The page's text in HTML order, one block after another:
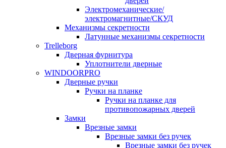
Электромеханические/
электромагнитные/СКУД
Механизмы секретности
Латунные механизмы секретности
Trelleborg
Дверная фурнитура
Уплотнители дверные
WINDOORPRO
Дверные ручки
Ручки на планке
Ручки на планке для
противопожарных дверей
Замки
Врезные замки
Врезные замки без ручек
Врезные замки без ручек